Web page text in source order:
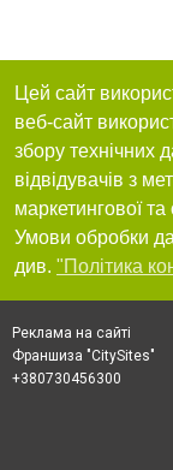
Цей сайт
веб-сайт
збору технічних
відвідувачів з
маркетингової та
Умови обробки
див. "Політика
Реклама на сайті
Франшиза "CitySites"
+380730456300